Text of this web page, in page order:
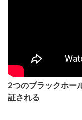
2つのブラックホー
証される